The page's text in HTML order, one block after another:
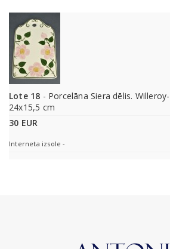
Lote 18 - Porcelāna Siera dēlis.
24x15,5 cm
30 EUR
Interneta izsole -